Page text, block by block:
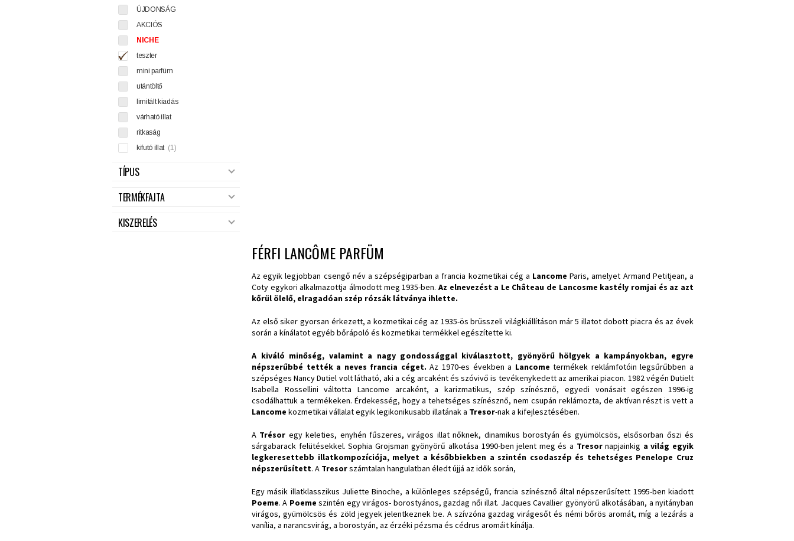
ÚJDONSÁG
AKCIÓS
NICHE
teszter
mini parfüm
utántöltő
limitált kiadás
várható illat
ritkaság
kifutó illat (1)
TÍPUS
TERMÉKFAJTA
KISZERELÉS
FÉRFI LANCÔME PARFÜM
Az egyik legjobban csengő név a szépségiparban a francia kozmetikai cég a Lancome Paris, amelyet Armand Petitjean, a
Coty egykori alkalmazottja álmodott meg 1935-ben. Az elnevezést a Le Château de Lancosme kastély romjai és az azt
kőrül ölelő, elragadóan szép rózsák látványa ihlette.
Az első siker gyorsan érkezett, a kozmetikai cég az 1935-ös brüsszeli világkiállításon már 5 illatot dobott piacra és az évek
során a kínálatot egyéb bőrápoló és kozmetikai termékkel egészítette ki.
A kiváló minőség, valamint a nagy gondossággal kiválasztott, gyönyörű hölgyek a kampányokban, egyre
népszerűbbé tették a neves francia céget. Az 1970-es években a Lancome termékek reklámfotóin legsűrűbben a
szépséges Nancy Dutiel volt látható, aki a cég arcaként és szóvivő is tevékenykedett az amerikai piacon. 1982 végén Dutielt
Isabella Rossellini váltotta Lancome arcaként, a karizmatikus, szép színésznő, egyedi vonásait egészen 1996-ig
csodálhattuk a termékeken. Érdekesség, hogy a tehetséges színésznő, nem csupán reklámozta, de aktívan részt is vett a
Lancome kozmetikai vállalat egyik legikonikusabb illatának a Tresor-nak a kifejlesztésében.
A Trésor egy keleties, enyhén fűszeres, virágos illat nőknek, dinamikus borostyán és gyümölcsös, elsősorban őszi és
sárgabarack felütésekkel. Sophia Grojsman gyönyörű alkotása 1990-ben jelent meg és a Tresornapjainkig a világ egyik
legkeresettebb illatkompozíciója, melyet a későbbiekben a szintén csodaszép és tehetséges Penelope Cruz
népszerűsített. A Tresorszámtalan hangulatban éledt újjá az idők során,
Egy másik illatklasszikus Juliette Binoche, a különleges szépségű, francia színésznő által népszerűsített 1995-ben kiadott
Poeme. A Poemeszintén egy virágos- borostyános, gazdag női illat. Jacques Cavallier gyönyörű alkotásában, a nyitányban
virágos, gyümölcsös és zöld jegyek jelentkeznek be. A szívzóna gazdag virágesőt és némi bőrös aromát, míg a lezárás a
vanília, a narancsvirág, a borostyán, az érzéki pézsma és cédrus aromáit kínálja.